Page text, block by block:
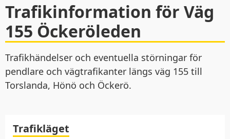
Trafikinformation för Väg
155 Öckeröleden
Trafikhändelser och eventuella störningar för
pendlare och vägtrafikanter längs väg 155 till
Torslanda, Hönö och Öckerö.
Trafikläget